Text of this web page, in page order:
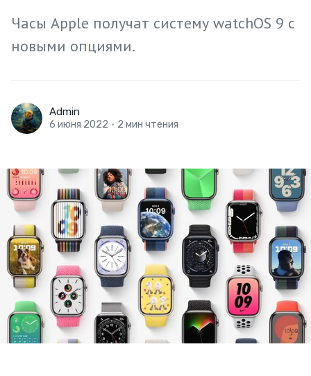
Часы Apple получат систему watchOS 9 с
новыми опциями.
Admin
6 июня 2022 • 2 мин чтения